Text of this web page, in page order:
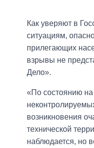
Как уверяют в
ситуациям,
прилегающих
взрывы не
Дело».
«По состоянию
возникновения
технической
наблюдается, но